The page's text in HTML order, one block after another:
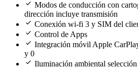
check Modos de conducción con
dirección incluye transmisión
check Conexión wi-fi 3 y SIM del
check Control de Apps
check Integración móvil Apple
y 0
check Iluminación ambiental